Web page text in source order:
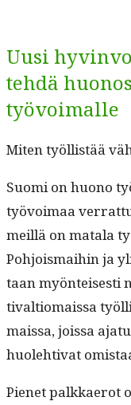
Uusi
tehdä
työvoimalle
Miten työl­listää
Suo­mi on huono
työvoimaa
meil­lä on mata­la
Pohjo­is­mai­hin ja
taan myön­teis­es­ti
ti­val­tiomais­sa
mais­sa, jois­sa
huole­hti­vat
Pienet palkkaerot